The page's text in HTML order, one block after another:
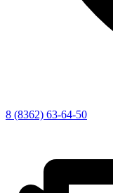
8 (8362) 63-64-50